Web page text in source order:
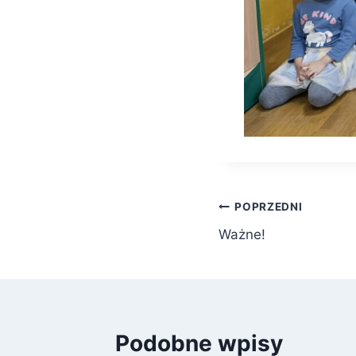
Nawigacja
wpisu
POPRZEDNI
Ważne!
Podobne wpisy